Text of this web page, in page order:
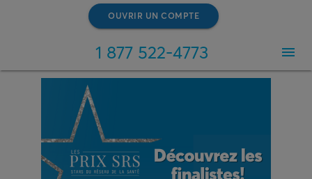
OUVRIR UN COMPTE
1 877 522-4773 menu